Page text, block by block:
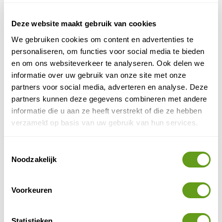
Deze website maakt gebruik van cookies
We gebruiken cookies om content en advertenties te
personaliseren, om functies voor social media te bieden
en om ons websiteverkeer te analyseren. Ook delen we
informatie over uw gebruik van onze site met onze
partners voor social media, adverteren en analyse. Deze
partners kunnen deze gegevens combineren met andere
informatie die u aan ze heeft verstrekt of die ze hebben
verzameld op basis van uw gebruik van hun services.
Noodzakelijk
Voorkeuren
De ultieme plek om te bezoeken voor wijnliefhebbers.
Daarnaast zijn er in dit tempeliersdorp ook een aantal
mooie bezienswaardigheden, zoals oude fresco's en
historische kerk.